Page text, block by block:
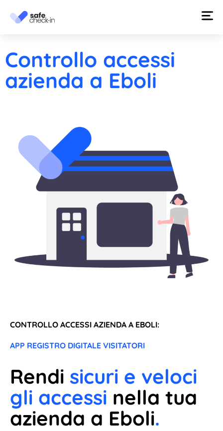
Controllo accessi
azienda a Eboli
CONTROLLO ACCESSI AZIENDA A EBOLI:
APP REGISTRO DIGITALE VISITATORI
Rendi sicuri e veloci
gli accessi nella tua
azienda a Eboli.